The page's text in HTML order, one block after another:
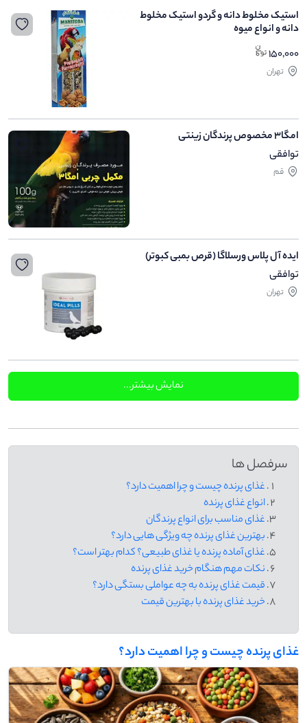
استیک مخلوط دانه و گردو استیک مخلوط
دانه و انواع میوه
150,000
تهران
امگا۳ مخصوص پرندگان زینتی
توافقی
قم
ایده آل پلاس ورسلاگا (قرص بمبی کبوتر)
توافقی
تهران
نمایش بیشتر...
غذای پرنده چیست و چرا اهمیت دارد؟
سرفصل ها
غذای پرنده چیست و چرا اهمیت دارد؟
انواع غذای پرنده
غذای مناسب برای انواع پرندگان
بهترین غذای پرنده چه ویژگی ‌هایی دارد؟
غذای آماده پرنده یا غذای طبیعی؟ کدام بهتر است؟
نکات مهم هنگام خرید غذای پرنده
قیمت غذای پرنده به چه عواملی بستگی دارد؟
خرید غذای پرنده با بهترین قیمت